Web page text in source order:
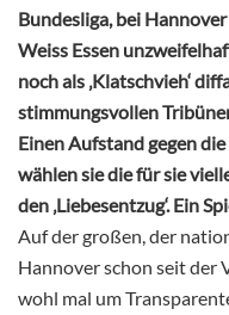
Bundesliga, bei
Weiss Essen
noch als ‚Klatschvieh‘
stimmungsvollen
Einen Aufstand gegen
wählen sie die für sie
den ‚Liebesentzug‘. Ein
Auf der großen, der
Hannover schon seit der
wohl mal um